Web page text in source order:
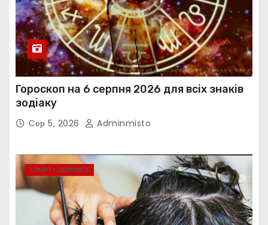
Гороскоп на 6 серпня 2026 для всіх знаків
зодіаку
Сер 5, 2026 Adminmisto
СПОРТ І ЗДОРОВ’Я